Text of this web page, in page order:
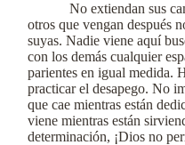
No extiendan sus
otros que vengan después
suyas. Nadie viene aquí
con los demás cualquier
parientes en igual medida.
practicar el desapego. No
que cae mientras están
viene mientras están
determinación, ¡Dios no